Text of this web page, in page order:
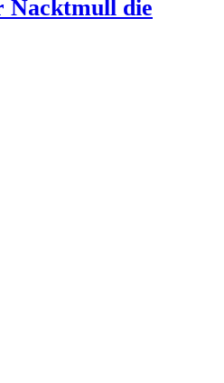
Nacktmull die